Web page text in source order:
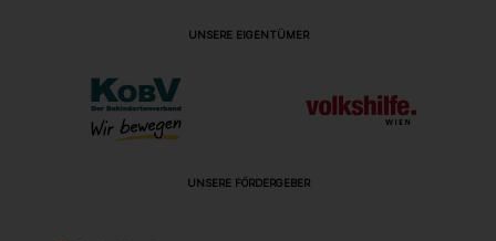
UNSERE EIGENTÜMER
UNSERE FÖRDERGEBER